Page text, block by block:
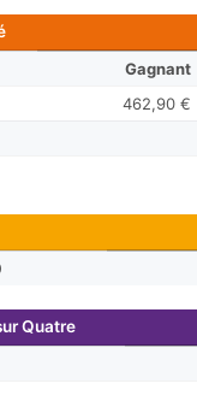
Gagnant
462,90 €
Quatre